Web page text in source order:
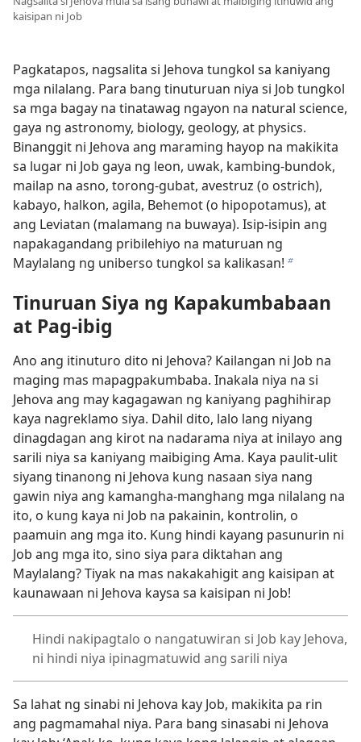
kaisipan ni Job
Pagkatapos, nagsalita si Jehova tungkol sa kaniyang
mga nilalang. Para bang tinuturuan niya si Job tungkol
sa mga bagay na tinatawag ngayon na natural science,
gaya ng astronomy, biology, geology, at physics.
Binanggit ni Jehova ang maraming hayop na makikita
sa lugar ni Job gaya ng leon, uwak, kambing-bundok,
mailap na asno, torong-gubat, avestruz (o ostrich),
kabayo, halkon, agila, Behemot (o hipopotamus), at
ang Leviatan (malamang na buwaya). Isip-isipin ang
napakagandang pribilehiyo na maturuan ng
Maylalang ng uniberso tungkol sa kalikasan! b
Tinuruan Siya ng Kapakumbabaan
at Pag-ibig
Ano ang itinuturo dito ni Jehova? Kailangan ni Job na
maging mas mapagpakumbaba. Inakala niya na si
Jehova ang may kagagawan ng kaniyang paghihirap
kaya nagreklamo siya. Dahil dito, lalo lang niyang
dinagdagan ang kirot na nadarama niya at inilayo ang
sarili niya sa kaniyang maibiging Ama. Kaya paulit-ulit
siyang tinanong ni Jehova kung nasaan siya nang
gawin niya ang kamangha-manghang mga nilalang na
ito, o kung kaya ni Job na pakainin, kontrolin, o
paamuin ang mga ito. Kung hindi kayang pasunurin ni
Job ang mga ito, sino siya para diktahan ang
Maylalang? Tiyak na mas nakakahigit ang kaisipan at
kaunawaan ni Jehova kaysa sa kaisipan ni Job!
Hindi nakipagtalo o nangatuwiran si Job kay Jehova,
ni hindi niya ipinagmatuwid ang sarili niya
Sa lahat ng sinabi ni Jehova kay Job, makikita pa rin
ang pagmamahal niya. Para bang sinasabi ni Jehova